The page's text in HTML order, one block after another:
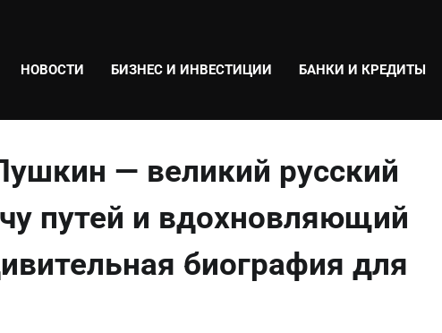
НОВОСТИ БИЗНЕС И ИНВЕСТИЦИИ БАНКИ И КРЕДИТЫ
— великий русский
путей и вдохновляющий
биография для